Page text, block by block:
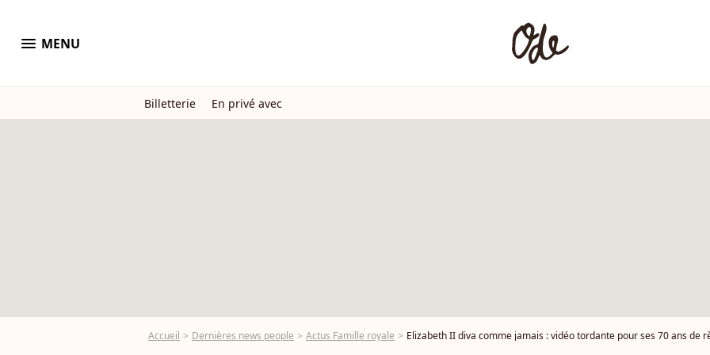
menu MENU
Billetterie En privé avec
Accueil Dernières news people Actus Famille royale Elizabeth II diva comme jamais : vidéo tordante pour ses 70 ans de